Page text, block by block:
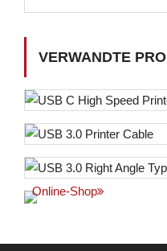
VERWANDTE
Online-Shop